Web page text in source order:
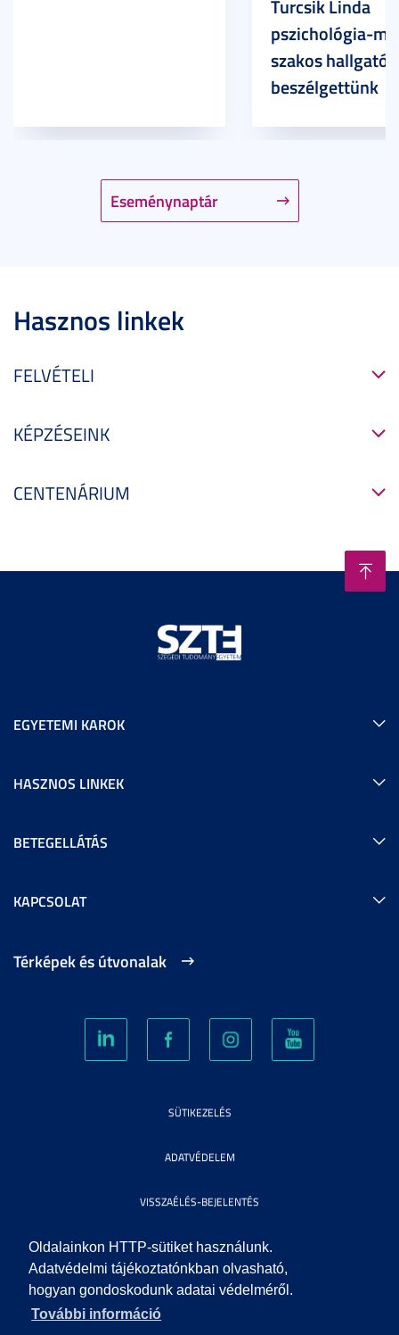
Oldalainkon HTTP-sütiket használunk.
Adatvédelmi tájékoztatónkban olvasható,
hogyan gondoskodunk adatai védelméről.
További információ
Eseménynaptár
Turcsik Linda
pszichológia-
szakos
beszélgettünk
Hasznos linkek
FELVÉTELI
KÉPZÉSEINK
CENTENÁRIUM
EGYETEMI KAROK
HASZNOS LINKEK
BETEGELLÁTÁS
KAPCSOLAT
Térképek és útvonalak
SÜTIKEZELÉS
ADATVÉDELEM
VISSZAÉLÉS-BEJELENTÉS
KÖZÉRDEKŰ ADATOK
IMPRESSZUM